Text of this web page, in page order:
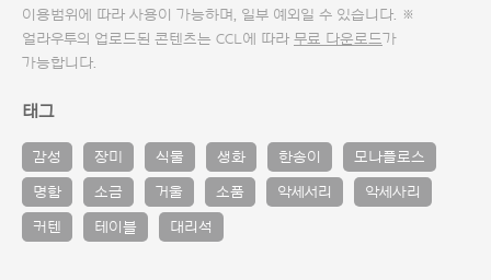
이용범위에 따라 사용이 가능하며, 일부 예외일 수 있습니다. ※
얼라우투의 업로드된 콘텐츠는 CCL에 따라 무료 다운로드 가
가능합니다.
태그
감성 장미 식물 생화 한송이 모나플로스
명함 소금 거울 소품 악세서리 악세사리
커텐 테이블 대리석